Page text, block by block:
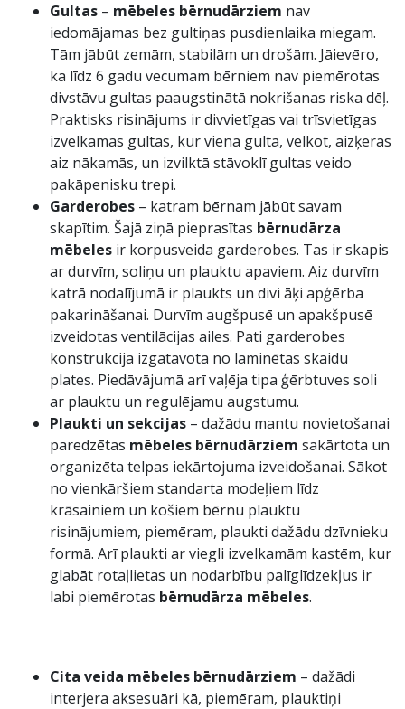
Gultas – mēbeles bērnudārziem nav
iedomājamas bez gultiņas pusdienlaika miegam.
Tām jābūt zemām, stabilām un drošām. Jāievēro,
ka līdz 6 gadu vecumam bērniem nav piemērotas
divstāvu gultas paaugstinātā nokrišanas riska dēļ.
Praktisks risinājums ir divvietīgas vai trīsvietīgas
izvelkamas gultas, kur viena gulta, velkot, aizķeras
aiz nākamās, un izvilktā stāvoklī gultas veido
pakāpenisku trepi.
Garderobes – katram bērnam jābūt savam
skapītim. Šajā ziņā pieprasītas bērnudārza
mēbeles ir korpusveida garderobes. Tas ir skapis
ar durvīm, soliņu un plauktu apaviem. Aiz durvīm
katrā nodalījumā ir plaukts un divi āķi apģērba
pakarināšanai. Durvīm augšpusē un apakšpusē
izveidotas ventilācijas ailes. Pati garderobes
konstrukcija izgatavota no laminētas skaidu
plates. Piedāvājumā arī vaļēja tipa ģērbtuves soli
ar plauktu un regulējamu augstumu.
Plaukti un sekcijas – dažādu mantu novietošanai
paredzētas mēbeles bērnudārziem sakārtota un
organizēta telpas iekārtojuma izveidošanai. Sākot
no vienkāršiem standarta modeļiem līdz
krāsainiem un košiem bērnu plauktu
risinājumiem, piemēram, plaukti dažādu dzīvnieku
formā. Arī plaukti ar viegli izvelkamām kastēm, kur
glabāt rotaļlietas un nodarbību palīglīdzekļus ir
labi piemērotas bērnudārza mēbeles.
Cita veida mēbeles bērnudārziem – dažādi
interjera aksesuāri kā, piemēram, plauktiņi